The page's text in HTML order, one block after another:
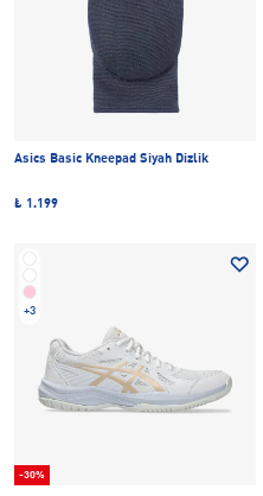
Asics Basic Kneepad Siyah Dizlik
₺ 1.199
+3
-30%